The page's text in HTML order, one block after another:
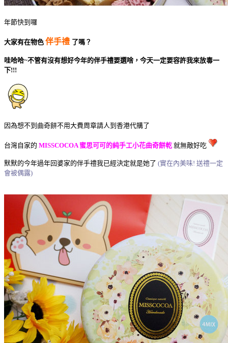
年節快到囉
大家有在物色 伴手禮 了嗎？
哇哈哈~不管有沒有想好今年的伴手禮要選啥，今天一定要容許我來放毒一
下!!!
因為想不到曲奇餅不用大費周章請人到香港代購了
台灣自家的 MISSCOCOA 蜜思可可的純手工小花曲奇餅乾 就無敵好吃
默默的今年過年回婆家的伴手禮我已經決定就是她了 (實在內美味! 送禮一定
會被偶露)